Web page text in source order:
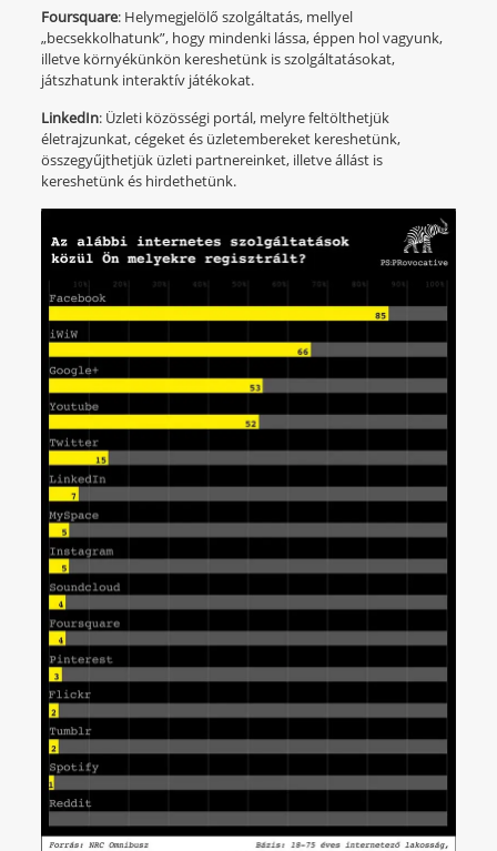
Foursquare: Helymegjelölő szolgáltatás, mellyel
„becsekkolhatunk”, hogy mindenki lássa, éppen hol vagyunk,
illetve környékünkön kereshetünk is szolgáltatásokat,
játszhatunk interaktív játékokat.
LinkedIn: Üzleti közösségi portál, melyre feltölthetjük
életrajzunkat, cégeket és üzletembereket kereshetünk,
összegyűjthetjük üzleti partnereinket, illetve állást is
kereshetünk és hirdethetünk.